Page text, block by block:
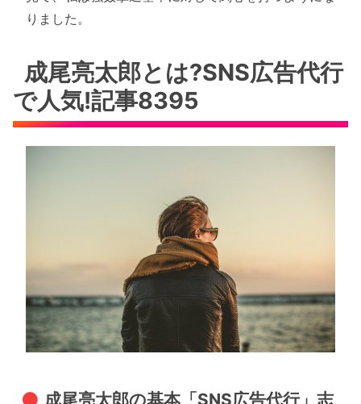
りました。
成尾亮太郎とは?SNS広告代行
で人気!記事8395
成尾亮太郎の基本「SNS広告代行」志